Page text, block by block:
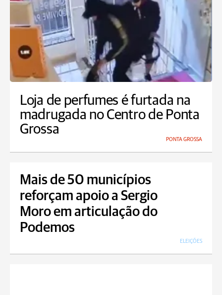
Loja de perfumes é furtada na
madrugada no Centro de Ponta
Grossa
PONTA GROSSA
Mais de 50 municípios
reforçam apoio a Sergio
Moro em articulação do
Podemos
ELEIÇÕES